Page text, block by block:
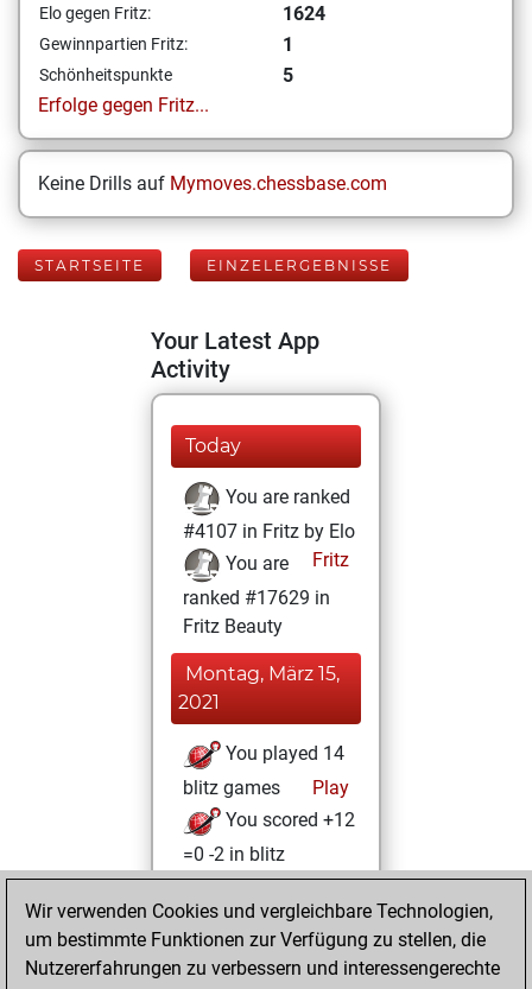
Elo gegen Fritz: 1624
Gewinnpartien Fritz: 1
Schönheitspunkte
5
Erfolge gegen Fritz...
Keine Drills auf Mymoves.chessbase.com
STARTSEITE EINZELERGEBNISSE
Your Latest App
Activity
Today
You are ranked
#4107 in Fritz by Elo
Fritz
You are
ranked #17629 in
Fritz Beauty
Montag, März 15,
2021
You played 14
blitz games
Play
You scored +12
=0 -2 in blitz
Montag, März 8,
2021
You won
Wir verwenden Cookies und vergleichbare Technologien,
um bestimmte Funktionen zur Verfügung zu stellen, die
Nutzererfahrungen zu verbessern und interessengerechte